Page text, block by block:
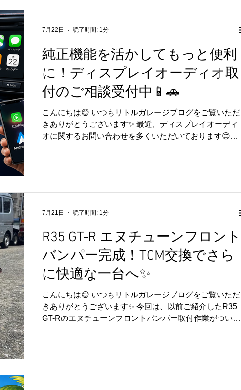
ご理解のほどよろしくお願いいたします。 お盆休み前後
テナンスをご検討のお客様は、お早めのご相談をおすす
めいたします😊 今後ともリトルガレージをよろしくお願
いいたします。
純正機能を活かしてもっと便利
に！ディスプレイオーディオ取
付のご相談受付中📱🚗
こんにちは😊 いつもリトルガレージブログをご覧いただ
きありがとうございます✨ 最近、ディスプレイオーディ
オに関するお問い合わせを多くいただいております😊
純正機能を活かしながら、Apple CarPlayやAndroid Auto
をより快適にご利用いただけます🚗 これまでR35 GT-Rを
はじめ、さまざまなお車への取付実績があり、多くのお
客様にご好評いただいております😊 お車の仕様に合わせ
たご提案から、取付・動作確認まで丁寧に対応しており
ますので、初めての方も安心してご相談ください🔧✨
「自分の車にも取り付けできるかな？」「詳しく話を聞
いてみたい！」 そんな方も、お気軽にお問い合わせくだ
さい😊 リトルガレージでは、ディスプレイオーディオ取
付のほか、AVユニ
7月22日 読了時間: 1分
R35 GT-R エヌチューンフロント
バンパー完成！TCM交換でさら
に快適な一台へ✨
こんにちは😊 いつもリトルガレージブログをご覧いただ
きありがとうございます✨ 今回は、以前ご紹介したR35
GT-Rのエヌチューンフロントバンパー取付作業がついに
の一台に仕上がりました😊 以前ご紹介したトップシーク
7月21日 読了時間: 1分